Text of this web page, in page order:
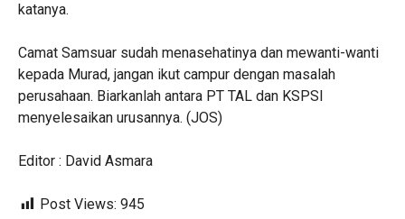
katanya.
Camat Samsuar sudah menasehatinya dan mewanti-wanti
kepada Murad, jangan ikut campur dengan masalah
perusahaan. Biarkanlah antara PT TAL dan KSPSI
menyelesaikan urusannya. (JOS)
Editor : David Asmara
Post Views: 945